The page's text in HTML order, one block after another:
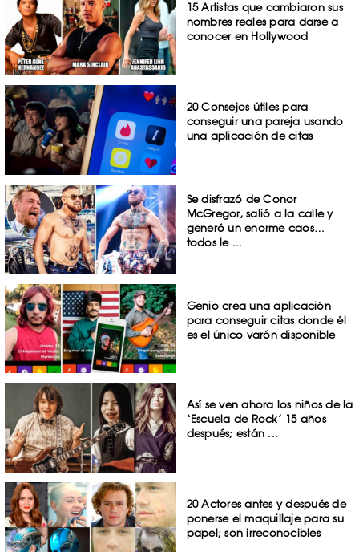
15 Artistas que cambiaron sus
nombres reales para darse a
conocer en Hollywood
20 Consejos útiles para
conseguir una pareja usando
una aplicación de citas
Se disfrazó de Conor
McGregor, salió a la calle y
generó un enorme caos…
todos le ...
Genio crea una aplicación
para conseguir citas donde él
es el único varón disponible
Así se ven ahora los niños de la
‘Escuela de Rock’ 15 años
después; están ...
20 Actores antes y después de
ponerse el maquillaje para su
papel; son irreconocibles